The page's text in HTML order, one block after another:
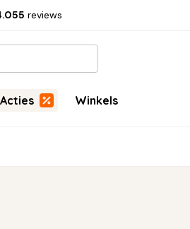
reviews
Acties Winkels